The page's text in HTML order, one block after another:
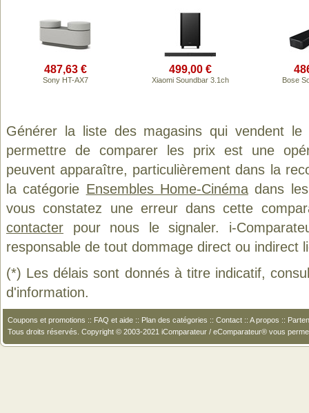
487,63 €
Sony HT-AX7
499,00 €
Xiaomi Soundbar 3.1ch Bose
Générer la liste des magasins qui vendent
permettre de comparer les prix est une
peuvent apparaître, particulièrement dans la
la catégorie Ensembles Home-Cinémadans les
vous constatez une erreur dans cette
contacter pour nous le signaler. i-
responsable de tout dommage direct ou indirect
(*) Les délais sont donnés à titre indicatif,
d'information.
Coupons et promotions :: FAQ et aide :: Plan des catégories :: Contact :: A propos ::
Tous droits réservés. Copyright © 2003-2021 iComparateur / eComparateur® vous